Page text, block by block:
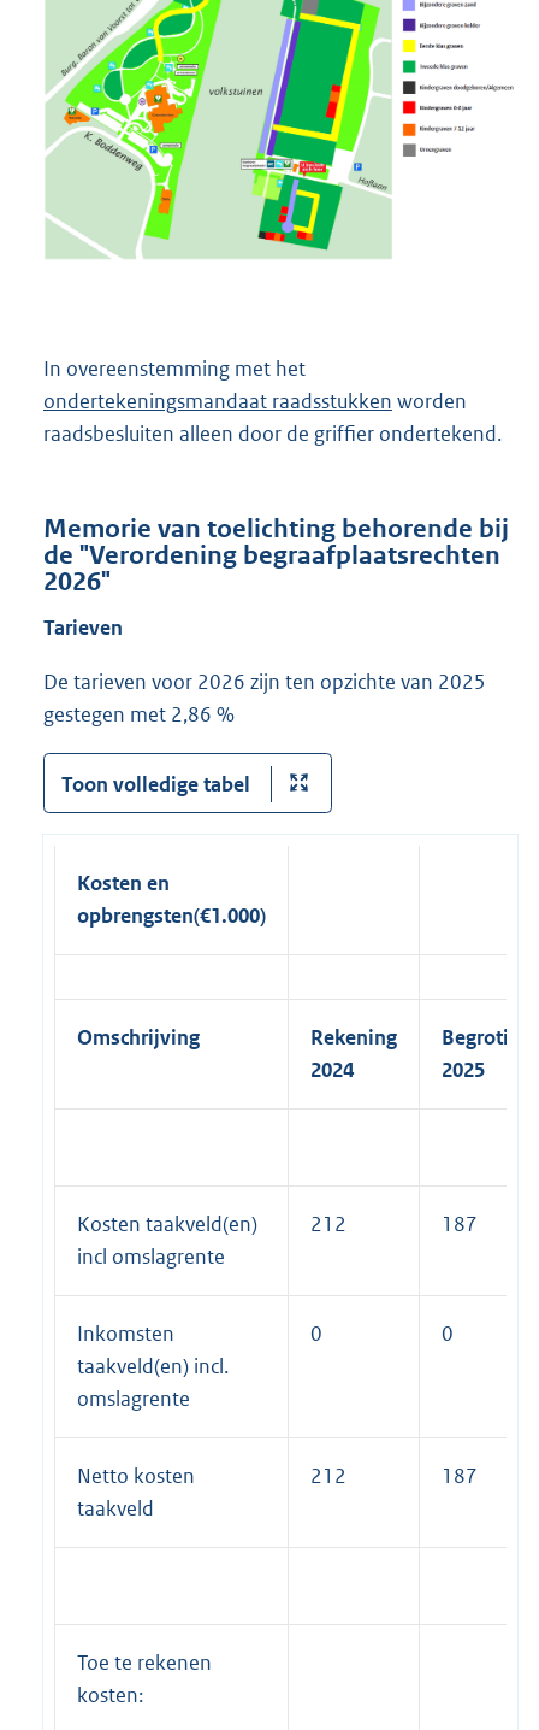
In overeenstemming met het
ondertekeningsmandaat raadsstukken worden
raadsbesluiten alleen door de griffier ondertekend.
Memorie van toelichting behorende bij
de "Verordening begraafplaatsrechten
2026"
Tarieven
De tarieven voor 2026 zijn ten opzichte van 2025
gestegen met 2,86 %
Toon volledige tabel
Kosten en
opbrengsten(€1.000)
Omschrijving
Rekening
2024
Begroting
2025
Kosten taakveld(en)
incl omslagrente
212 187
Inkomsten
taakveld(en) incl.
omslagrente
0 0
Netto kosten
taakveld
212 187
Toe te rekenen
kosten: